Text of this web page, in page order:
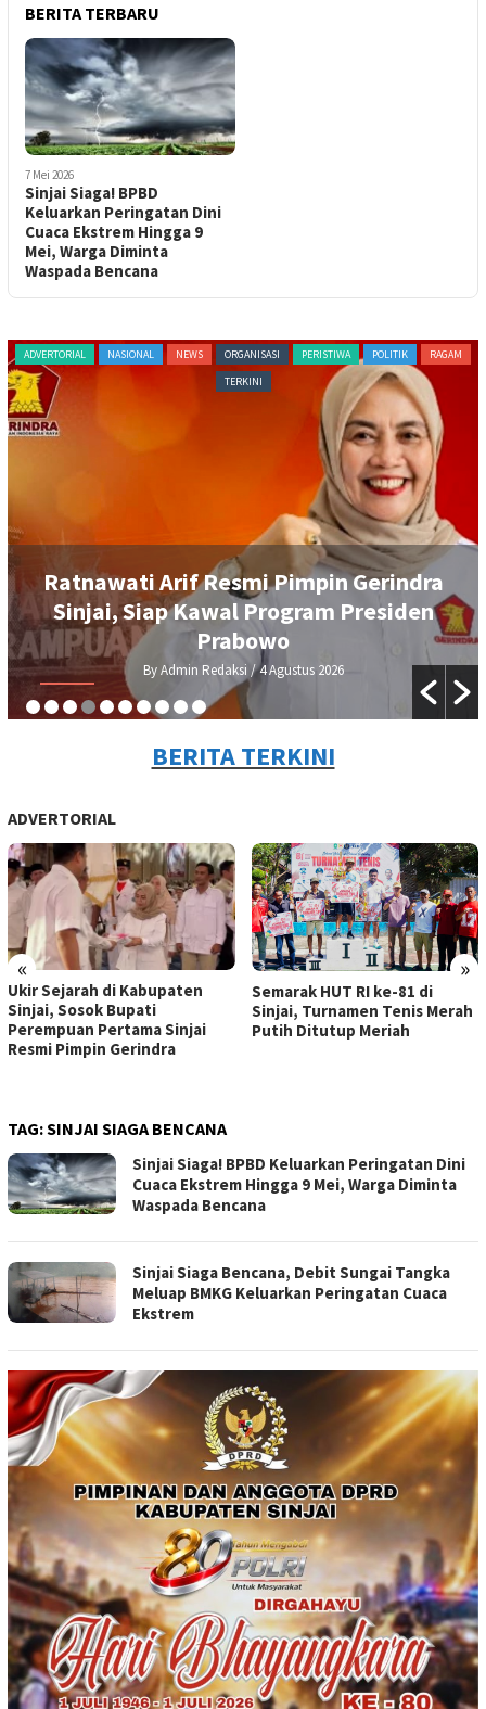
BERITA TERBARU
7 Mei 2026
Sinjai Siaga! BPBD
Keluarkan Peringatan Dini
Cuaca Ekstrem Hingga 9
Mei, Warga Diminta
Waspada Bencana
ADVERTORIAL NASIONAL NEWS ORGANISASI PERISTIWA POLITIK
RAGAM
TERKINI
Ratnawati Arif Resmi Pimpin Gerindra
Sinjai, Siap Kawal Program Presiden
Prabowo
By Admin Redaksi / 4 Agustus 2026
BERITA TERKINI
ADVERTORIAL
« »
Ukir Sejarah di Kabupaten
Sinjai, Sosok Bupati
Perempuan Pertama Sinjai
Resmi Pimpin Gerindra
Semarak HUT RI ke-81 di
Sinjai, Turnamen Tenis Merah
Putih Ditutup Meriah
TAG:SINJAI SIAGA BENCANA
Sinjai Siaga! BPBD Keluarkan Peringatan Dini
Cuaca Ekstrem Hingga 9 Mei, Warga Diminta
Waspada Bencana
Sinjai Siaga Bencana, Debit Sungai Tangka
Meluap BMKG Keluarkan Peringatan Cuaca
Ekstrem